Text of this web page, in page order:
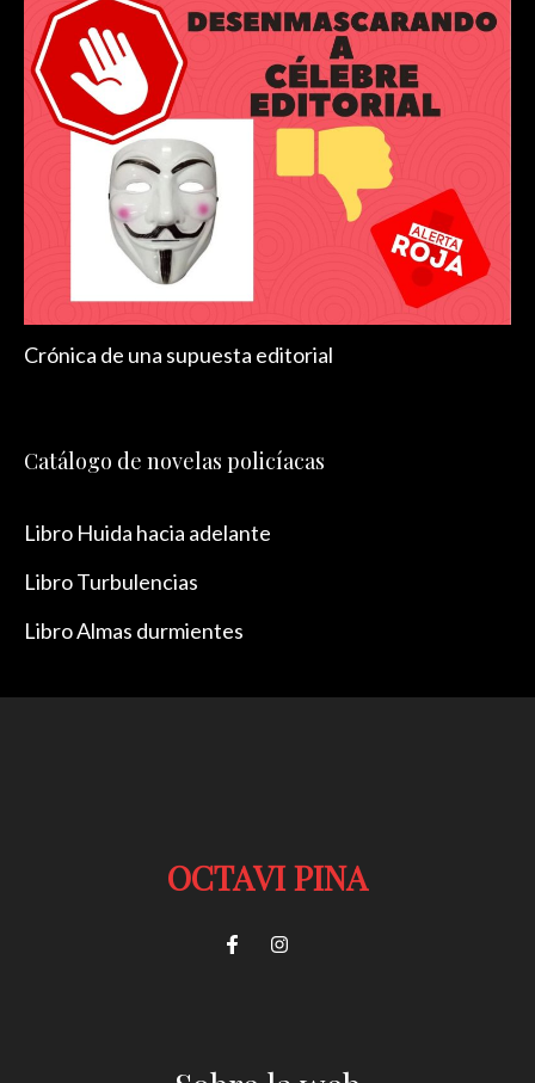
Crónica de una supuesta editorial
Catálogo de novelas policíacas
Libro Huida hacia adelante
Libro Turbulencias
Libro Almas durmientes
OCTAVI PINA